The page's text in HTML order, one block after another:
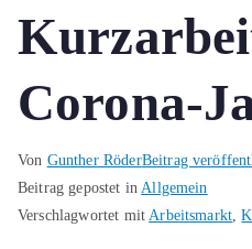
Corona-
Von Gunther RöderBeitrag
Beitrag gepostet inAllgemein
Verschlagwortet mitArbeitsmarkt,